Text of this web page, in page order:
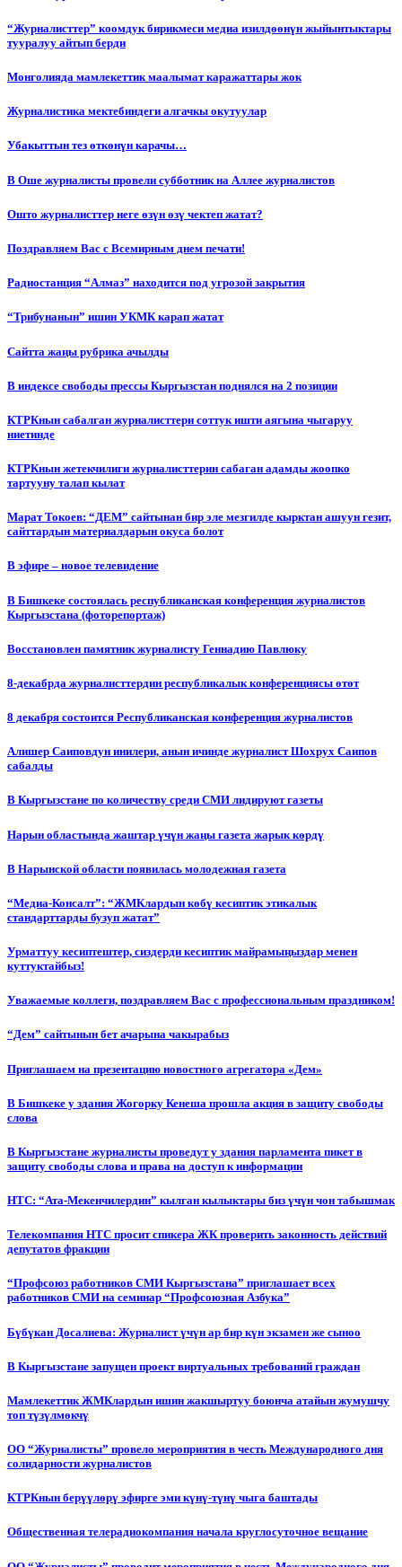
“Журналисттер” коомдук бирикмеси медиа изилдөөнүн жыйынтыктары
тууралуу айтып берди
Монголияда мамлекеттик маалымат каражаттары жок
Журналистика мектебиндеги алгачкы окутуулар
Убакыттын тез өткөнүн карачы…
В Оше журналисты провели субботник на Аллее журналистов
Ошто журналисттер неге өзүн өзү чектеп жатат?
Поздравляем Вас с Всемирным днем печати!
Радиостанция “Алмаз” находится под угрозой закрытия
“Трибунанын” ишин УКМК карап жатат
Сайтта жаңы рубрика ачылды
В индексе свободы прессы Кыргызстан поднялся на 2 позиции
КТРКнын сабалган журналисттери соттук ишти аягына чыгаруу
ниетинде
КТРКнын жетекчилиги журналисттерин сабаган адамды жоопко
тартууну талап кылат
Марат Токоев: “ДЕМ” сайтынан бир эле мезгилде кырктан ашуун гезит,
сайттардын материалдарын окуса болот
В эфире – новое телевидение
В Бишкеке состоялась республиканская конференция журналистов
Кыргызстана (фоторепортаж)
Восстановлен памятник журналисту Геннадию Павлюку
8-декабрда журналисттердин республикалык конференциясы өтөт
8 декабря состоится Республиканская конференция журналистов
Алишер Саиповдун инилери, анын ичинде журналист Шохрух Саипов
сабалды
В Кыргызстане по количеству среди СМИ лидируют газеты
Нарын областында жаштар үчүн жаңы газета жарык көрдү
В Нарынской области появилась молодежная газета
“Медиа-Консалт”: “ЖМКлардын көбү кесиптик этикалык
стандарттарды бузуп жатат”
Урматтуу кесиптештер, сиздерди кесиптик майрамыңыздар менен
куттуктайбыз!
Уважаемые коллеги, поздравляем Вас с профессиональным праздником!
“Дем” сайтынын бет ачарына чакырабыз
Приглашаем на презентацию новостного агрегатора «Дем»
В Бишкеке у здания Жогорку Кенеша прошла акция в защиту свободы
слова
В Кыргызстане журналисты проведут у здания парламента пикет в
защиту свободы слова и права на доступ к информации
НТС: “Ата-Мекенчилердин” кылган кылыктары биз үчүн чон табышмак
Телекомпания НТС просит спикера ЖК проверить законность действий
депутатов фракции
“Профсоюз работников СМИ Кыргызстана” приглашает всех
работников СМИ на семинар “Профсоюзная Азбука”
Бүбүкан Досалиева: Журналист үчүн ар бир күн экзамен же сыноо
В Кыргызстане запущен проект виртуальных требований граждан
Мамлекеттик ЖМКлардын ишин жакшыртуу боюнча атайын жумушчу
топ түзүлмөкчү
ОО “Журналисты” провело мероприятия в честь Международного дня
солидарности журналистов
КТРКнын берүүлөрү эфирге эми күнү-түнү чыга баштады
Общественная телерадиокомпания начала круглосуточное вещание